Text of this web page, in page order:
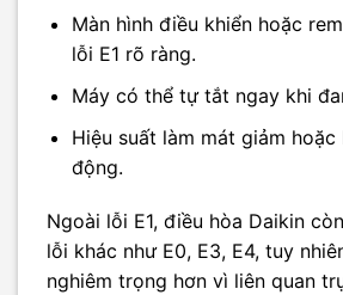
Màn hình điều khiển hoặc
lỗi E1 rõ ràng.
Máy có thể tự tắt ngay khi
Hiệu suất làm mát giảm
động.
Ngoài lỗi E1, điều hòa Daikin
lỗi khác như E0, E3, E4, tuy
nghiêm trọng hơn vì liên quan